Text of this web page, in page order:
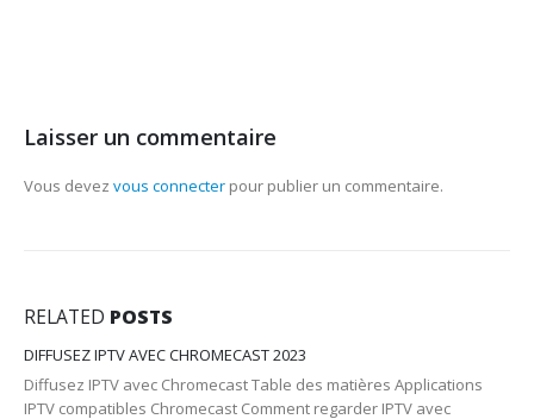
Laisser un commentaire
Vous devez vous connecter pour publier un commentaire.
RELATED POSTS
DIFFUSEZ IPTV AVEC CHROMECAST 2023
Diffusez IPTV avec Chromecast Table des matières Applications
IPTV compatibles Chromecast Comment regarder IPTV avec